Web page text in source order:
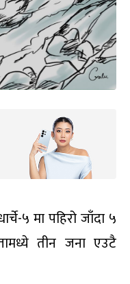
५ मा पहिरो जाँदा ५
तीन जना एउटै